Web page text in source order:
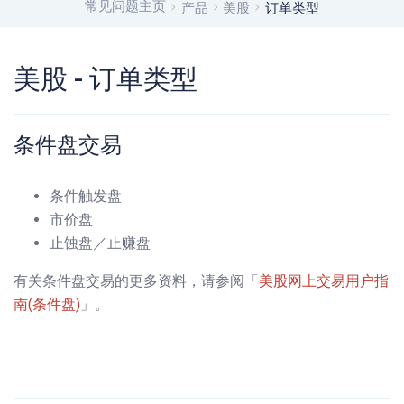
常见问题主页 产品 美股 订单类型
美股 - 订单类型
条件盘交易
条件触发盘
市价盘
止蚀盘／止赚盘
有关条件盘交易的更多资料，请参阅「美股网上交易用户指
南(条件盘) 」。